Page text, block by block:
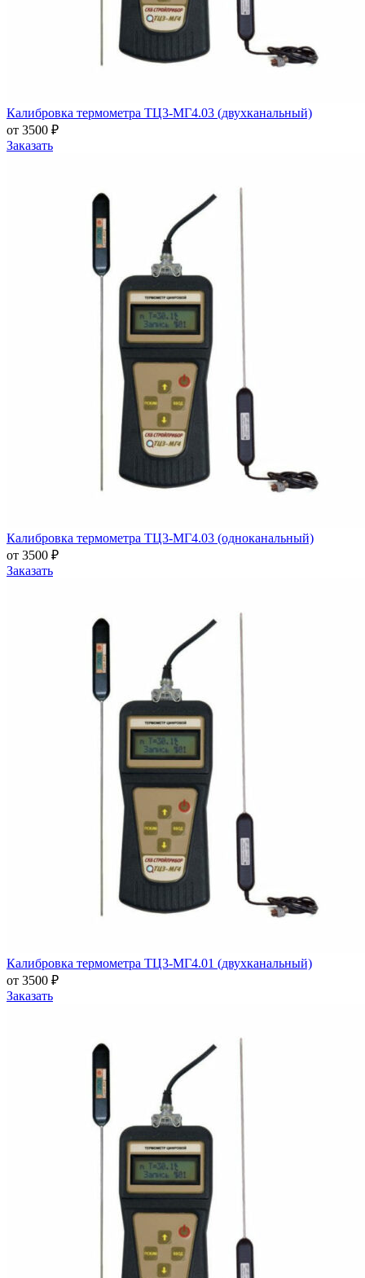
Калибровка термометра ТЦ3-МГ4.03 (двухканальный)
от 3500 ₽
Заказать
Калибровка термометра ТЦ3-МГ4.03 (одноканальный)
от 3500 ₽
Заказать
Калибровка термометра ТЦ3-МГ4.01 (двухканальный)
от 3500 ₽
Заказать